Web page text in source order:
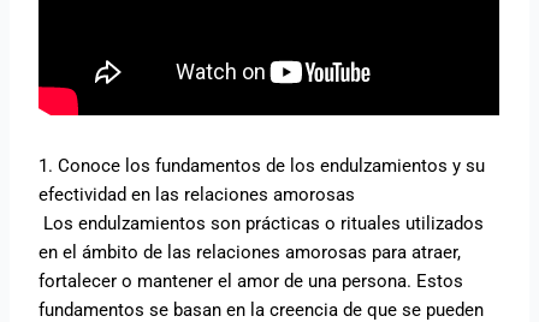
1. Conoce los fundamentos de los endulzamientos y su
efectividad en las relaciones amorosas
Los endulzamientos son prácticas o rituales utilizados
en el ámbito de las relaciones amorosas para atraer,
fortalecer o mantener el amor de una persona. Estos
fundamentos se basan en la creencia de que se pueden